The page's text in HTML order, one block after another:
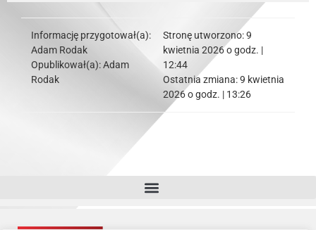
Informację przygotował(a):
Adam Rodak
Opublikował(a):Adam
Rodak
Stronę utworzono:9
kwietnia 2026 o godz. |
12:44
Ostatnia zmiana:9 kwietnia
2026 o godz. | 13:26